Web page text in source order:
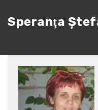
Speranţa